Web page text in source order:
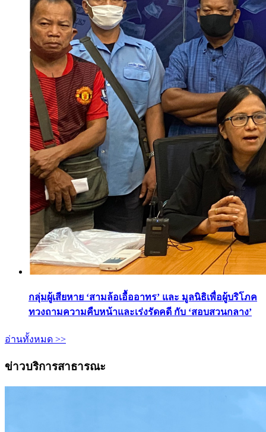
กลุ่มผู้เสียหาย ‘สามล้อเอื้ออาทร’ และ มูลนิธิเพื่อผู้บริโภค
ทวงถามความคืบหน้าและเร่งรัดคดี กับ ‘สอบสวนกลาง’
อ่านทั้งหมด >>
ข่าวบริการสาธารณะ